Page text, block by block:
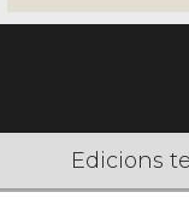
Edicions